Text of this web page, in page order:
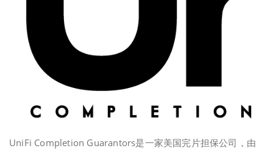
UniFi Completion Guarantors是一家美国完片担保公司，由